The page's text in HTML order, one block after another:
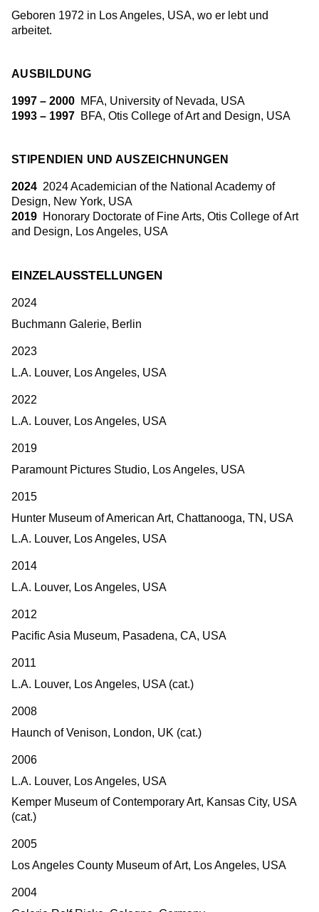
Geboren 1972 in Los Angeles, USA, wo er lebt und
arbeitet.
AUSBILDUNG
1997 – 2000 MFA, University of Nevada, USA
1993 – 1997 BFA, Otis College of Art and Design, USA
STIPENDIEN UND AUSZEICHNUNGEN
2024 2024 Academician of the National Academy of
Design, New York, USA
2019 Honorary Doctorate of Fine Arts, Otis College of Art
and Design, Los Angeles, USA
EINZELAUSSTELLUNGEN
2024
Buchmann Galerie, Berlin
2023
L.A. Louver, Los Angeles, USA
2022
L.A. Louver, Los Angeles, USA
2019
Paramount Pictures Studio, Los Angeles, USA
2015
Hunter Museum of American Art, Chattanooga, TN, USA
L.A. Louver, Los Angeles, USA
2014
L.A. Louver, Los Angeles, USA
2012
Pacific Asia Museum, Pasadena, CA, USA
2011
L.A. Louver, Los Angeles, USA (cat.)
2008
Haunch of Venison, London, UK (cat.)
2006
L.A. Louver, Los Angeles, USA
Kemper Museum of Contemporary Art, Kansas City, USA
(cat.)
2005
Los Angeles County Museum of Art, Los Angeles, USA
2004